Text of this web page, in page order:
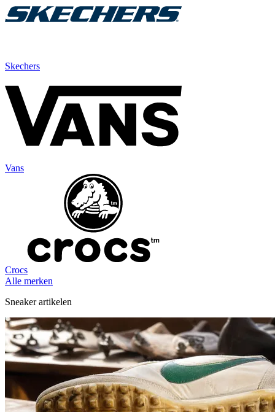
Skechers
Vans
Crocs
Alle merken
Sneaker artikelen